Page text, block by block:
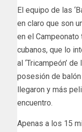
El equipo de las
en claro que son
en el
cubanos, que lo
al ‘Tricampeón’
posesión de
llegaron y más
encuentro.
Apenas a los 15